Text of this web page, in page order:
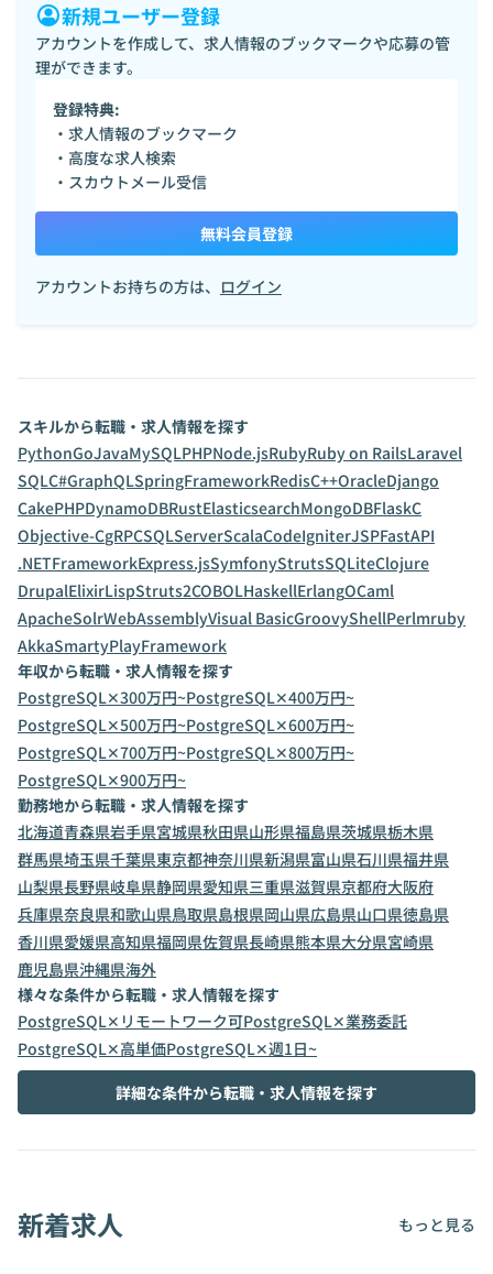
新規ユーザー登録
アカウントを作成して、求人情報のブックマークや応募の管
理ができます。
登録特典:
・求人情報のブックマーク
・高度な求人検索
・スカウトメール受信
無料会員登録
アカウントお持ちの方は、 ログイン
スキルから転職・求人情報を探す
PythonGoJavaMySQLPHPNode.jsRubyRuby on RailsLaravel
SQLC#GraphQLSpringFrameworkRedisC++OracleDjango
CakePHPDynamoDBRustElasticsearchMongoDBFlaskC
Objective-CgRPCSQLServerScalaCodeIgniterJSPFastAPI
.NETFrameworkExpress.jsSymfonyStrutsSQLiteClojure
DrupalElixirLispStruts2COBOLHaskellErlangOCaml
ApacheSolrWebAssemblyVisual BasicGroovyShellPerlmruby
AkkaSmartyPlayFramework
年収から転職・求人情報を探す
PostgreSQL✕300万円~PostgreSQL✕400万円~
PostgreSQL✕500万円~PostgreSQL✕600万円~
PostgreSQL✕700万円~PostgreSQL✕800万円~
PostgreSQL✕900万円~
勤務地から転職・求人情報を探す
北海道青森県岩手県宮城県秋田県山形県福島県茨城県栃木県
群馬県埼玉県千葉県東京都神奈川県新潟県富山県石川県福井県
山梨県長野県岐阜県静岡県愛知県三重県滋賀県京都府大阪府
兵庫県奈良県和歌山県鳥取県島根県岡山県広島県山口県徳島県
香川県愛媛県高知県福岡県佐賀県長崎県熊本県大分県宮崎県
鹿児島県沖縄県海外
様々な条件から転職・求人情報を探す
PostgreSQL✕リモートワーク可PostgreSQL✕業務委託
PostgreSQL✕高単価PostgreSQL✕週1日~
詳細な条件から転職・求人情報を探す
新着求人 もっと見る